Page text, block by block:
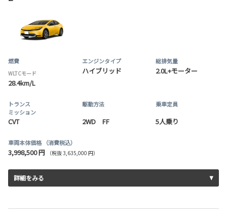
燃費
WLTCモード
28.4km/L
エンジンタイプ
ハイブリッド
総排気量
2.0L+モーター
トランス
ミッション
CVT
駆動方法
2WD FF
乗車定員
5人乗り
車両本体価格 （消費税込）
3,998,500 円 （税抜 3,635,000 円）
詳細をみる